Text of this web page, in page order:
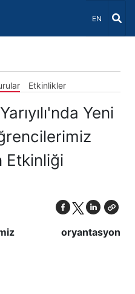
Dil Seçiniz
EN
Etkinlikler
Yeni
Etkinliği
oryantasyon